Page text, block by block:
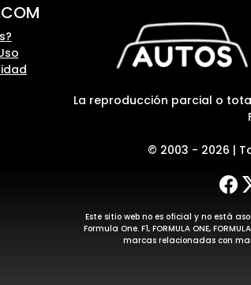
La reproducción parcial o
© 2003 - 2026 |
Este sitio web no es oficial y no está
Formula One. F1, FORMULA ONE,
marcas relacionadas con